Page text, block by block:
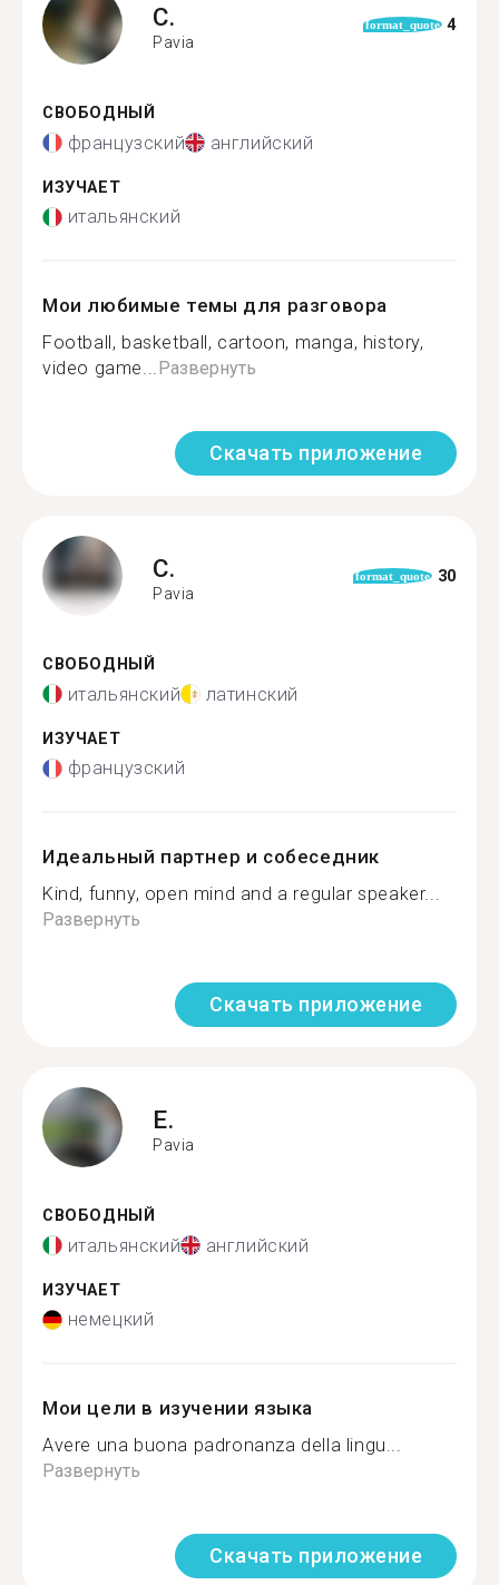
C.
Pavia
format_quote 4
СВОБОДНЫЙ
французский английский
ИЗУЧАЕТ
итальянский
Мои любимые темы для разговора
Football, basketball, cartoon, manga, history,
video game...Развернуть
Скачать приложение
C.
Pavia
format_quote 30
СВОБОДНЫЙ
итальянский латинский
ИЗУЧАЕТ
французский
Идеальный партнер и собеседник
Kind, funny, open mind and a regular speaker...
Развернуть
Скачать приложение
E.
Pavia
СВОБОДНЫЙ
итальянский английский
ИЗУЧАЕТ
немецкий
Мои цели в изучении языка
Avere una buona padronanza della lingu...
Развернуть
Скачать приложение